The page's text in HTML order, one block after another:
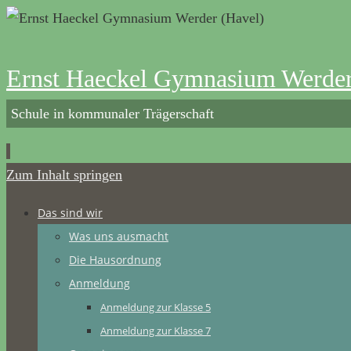
Ernst Haeckel Gymnasium
Schule in kommunaler Trägerschaft
Zum Inhalt springen
Das sind wir
Was uns ausmacht
Die Hausordnung
Anmeldung
Anmeldung zur Klasse 5
Anmeldung zur Klasse 7